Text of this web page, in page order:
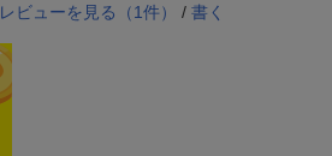
レビューを見る（1件） / 書く